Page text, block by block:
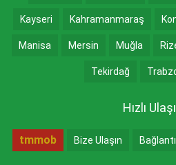
Kayseri Kahramanmaraş
Manisa Mersin Muğla
Tekirdağ
Hızlı
tmmob Bize Ulaşın